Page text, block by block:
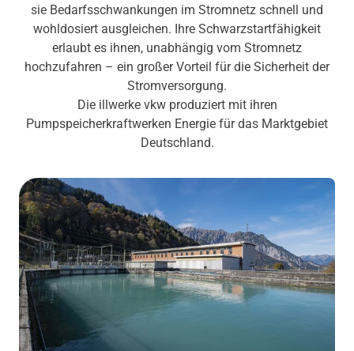
sie Bedarfsschwankungen im Stromnetz schnell und
wohldosiert ausgleichen. Ihre Schwarzstartfähigkeit
erlaubt es ihnen, unabhängig vom Stromnetz
hochzufahren – ein großer Vorteil für die Sicherheit der
Stromversorgung.
Die illwerke vkw produziert mit ihren
Pumpspeicherkraftwerken Energie für das Marktgebiet
Deutschland.